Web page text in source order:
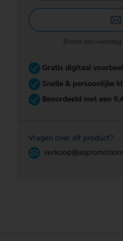
Binnen één
Gratis digitaal
Snelle & persoonlijke
Beoordeeld met een
Vragen over dit product?